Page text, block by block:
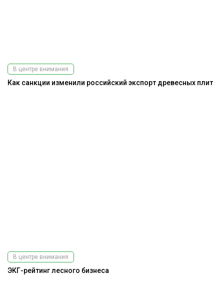
В центре внимания
Как санкции изменили российский экспорт древесных плит
В центре внимания
ЭКГ-рейтинг лесного бизнеса